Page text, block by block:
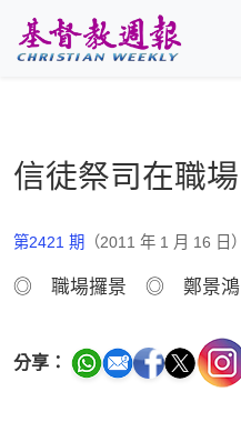
信徒祭司在職場
第2421 期 （2011 年 1 月 16 日）
◎ 職場攞景 ◎ 鄭景鴻
分享：